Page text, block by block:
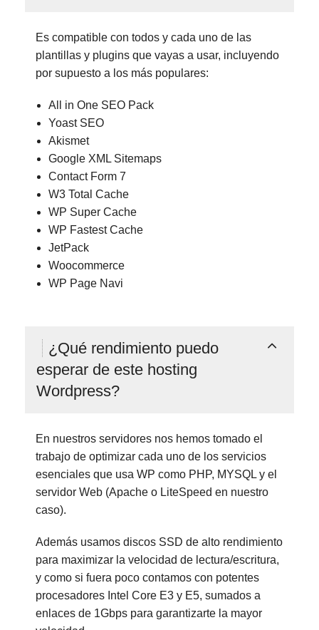
Es compatible con todos y cada uno de las
plantillas y plugins que vayas a usar, incluyendo
por supuesto a los más populares:
All in One SEO Pack
Yoast SEO
Akismet
Google XML Sitemaps
Contact Form 7
W3 Total Cache
WP Super Cache
WP Fastest Cache
JetPack
Woocommerce
WP Page Navi
¿Qué rendimiento puedo
esperar de este hosting
Wordpress?
En nuestros servidores nos hemos tomado el
trabajo de optimizar cada uno de los servicios
esenciales que usa WP como PHP, MYSQL y el
servidor Web (Apache o LiteSpeed en nuestro
caso).
Además usamos discos SSD de alto rendimiento
para maximizar la velocidad de lectura/escritura,
y como si fuera poco contamos con potentes
procesadores Intel Core E3 y E5, sumados a
enlaces de 1Gbps para garantizarte la mayor